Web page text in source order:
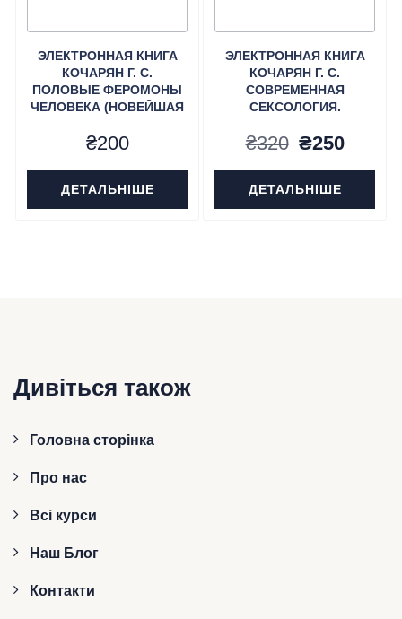
ЭЛЕКТРОННАЯ КНИГА
КОЧАРЯН Г. С.
ПОЛОВЫЕ ФЕРОМОНЫ
ЧЕЛОВЕКА (НОВЕЙШАЯ
₴200
ДЕТАЛЬНІШЕ
ЭЛЕКТРОННАЯ КНИГА
КОЧАРЯН Г. С.
СОВРЕМЕННАЯ
СЕКСОЛОГИЯ.
₴320
ціна:
₴320.
₴250
ціна:
₴250.
ДЕТАЛЬНІШЕ
Дивіться також
Головна сторінка
Про нас
Всі курси
Наш Блог
Контакти